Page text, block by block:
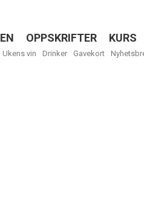
OPPSKRIFTER KURS
Ukens vin Drinker Gavekort